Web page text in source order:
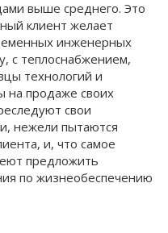
выше среднего. Это
клиент желает
инженерных
с теплоснабжением,
технологий и
на продаже своих
свои
нежели пытаются
и, что самое
предложить
по жизнеобеспечению